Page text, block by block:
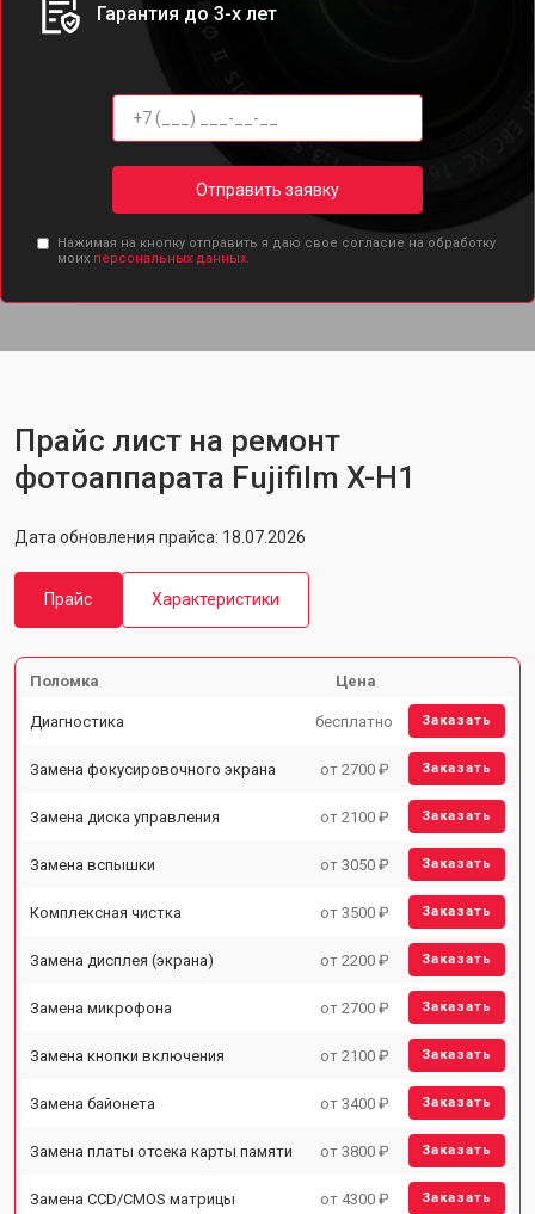
Гарантия до 3-х лет
Отправить заявку
Нажимая на кнопку отправить я даю свое согласие на обработку
моих персональных данных.
Прайс лист на ремонт
фотоаппарата Fujifilm X-H1
Дата обновления прайса: 18.07.2026
Прайс Характеристики
Поломка Цена
Диагностика бесплатно Заказать
Замена фокусировочного экрана от 2700 ₽ Заказать
Замена диска управления от 2100 ₽ Заказать
Замена вспышки от 3050 ₽ Заказать
Комплексная чистка от 3500 ₽ Заказать
Замена дисплея (экрана) от 2200 ₽ Заказать
Замена микрофона от 2700 ₽ Заказать
Замена кнопки включения от 2100 ₽ Заказать
Замена байонета от 3400 ₽ Заказать
Замена платы отсека карты памяти от 3800 ₽ Заказать
Замена CCD/CMOS матрицы от 4300 ₽ Заказать